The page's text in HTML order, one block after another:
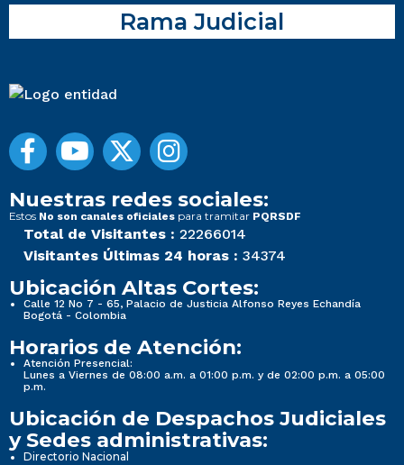
Rama Judicial
Nuestras redes sociales:
Estos No son canales oficiales para tramitar PQRSDF
Total de Visitantes : 22266014
Visitantes Últimas 24 horas : 34374
Ubicación Altas Cortes:
Calle 12 No 7 - 65, Palacio de Justicia Alfonso Reyes Echandía
Bogotá - Colombia
Horarios de Atención:
Atención Presencial:
Lunes a Viernes de 08:00 a.m. a 01:00 p.m. y de 02:00 p.m. a 05:00
p.m.
Ubicación de Despachos Judiciales
y Sedes administrativas:
Directorio Nacional